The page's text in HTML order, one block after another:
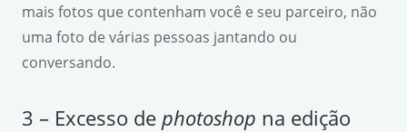
mais fotos que contenham você e seu parceiro, não
uma foto de várias pessoas jantando ou
conversando.
3 – Excesso de photoshop na edição